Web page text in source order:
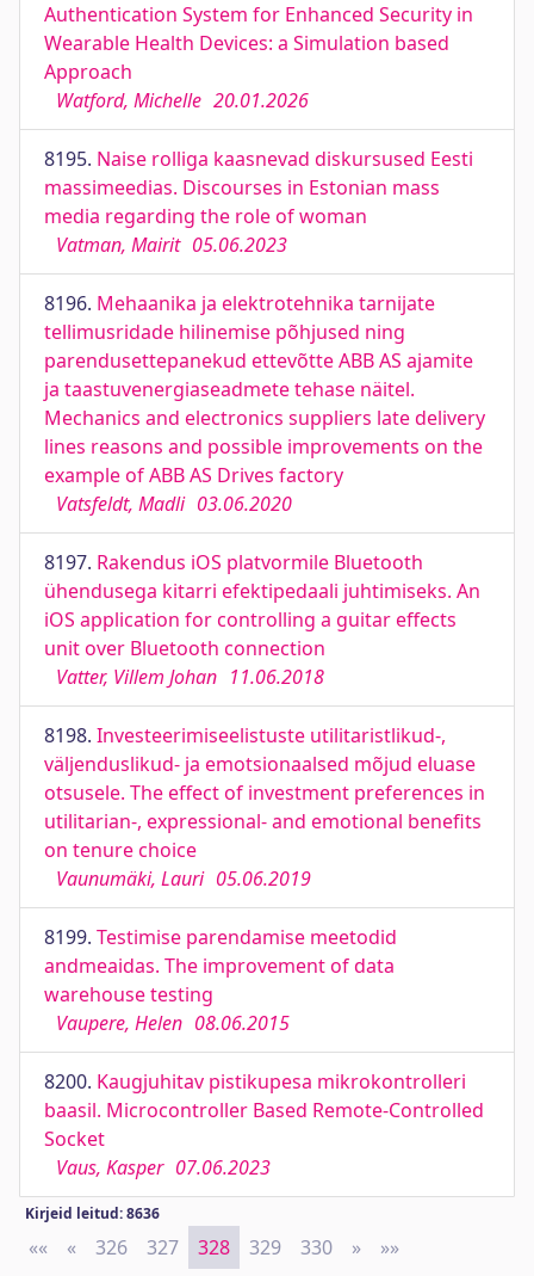
Authentication System for Enhanced Security in
Wearable Health Devices: a Simulation based
Approach
Watford, Michelle 20.01.2026
8195. Naise rolliga kaasnevad diskursused Eesti
massimeedias. Discourses in Estonian mass
media regarding the role of woman
Vatman, Mairit 05.06.2023
8196. Mehaanika ja elektrotehnika tarnijate
tellimusridade hilinemise põhjused ning
parendusettepanekud ettevõtte ABB AS ajamite
ja taastuvenergiaseadmete tehase näitel.
Mechanics and electronics suppliers late delivery
lines reasons and possible improvements on the
example of ABB AS Drives factory
Vatsfeldt, Madli 03.06.2020
8197. Rakendus iOS platvormile Bluetooth
ühendusega kitarri efektipedaali juhtimiseks. An
iOS application for controlling a guitar effects
unit over Bluetooth connection
Vatter, Villem Johan 11.06.2018
8198. Investeerimiseelistuste utilitaristlikud-,
väljenduslikud- ja emotsionaalsed mõjud eluase
otsusele. The effect of investment preferences in
utilitarian-, expressional- and emotional benefits
on tenure choice
Vaunumäki, Lauri 05.06.2019
8199. Testimise parendamise meetodid
andmeaidas. The improvement of data
warehouse testing
Vaupere, Helen 08.06.2015
8200. Kaugjuhitav pistikupesa mikrokontrolleri
baasil. Microcontroller Based Remote-Controlled
Socket
Vaus, Kasper 07.06.2023
Kirjeid leitud: 8636
«« First
« Previous
326 327 328 329 330 » Next
»»